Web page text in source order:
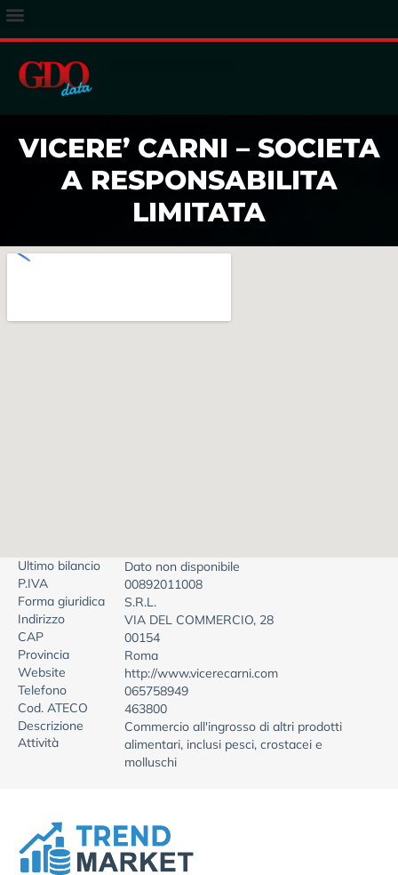
VICERE’ CARNI – SOCIETA
A RESPONSABILITA
LIMITATA
Ultimo bilancio
Dato non disponibile
P.IVA
00892011008
Forma giuridica
S.R.L.
Indirizzo
VIA DEL COMMERCIO, 28
CAP
00154
Provincia
Roma
Website
http://www.vicerecarni.com
Telefono
065758949
Cod. ATECO
463800
Descrizione
Attività
Commercio all'ingrosso di altri prodotti
alimentari, inclusi pesci, crostacei e
molluschi